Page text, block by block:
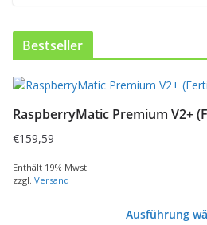
Bestseller
RaspberryMatic Premium V2+
€159,59
Enthält 19% Mwst.
zzgl. Versand
Ausführung